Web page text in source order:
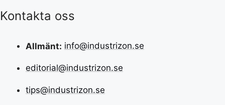
Kontakta oss
Allmänt: info@industrizon.se
editorial@industrizon.se
tips@industrizon.se